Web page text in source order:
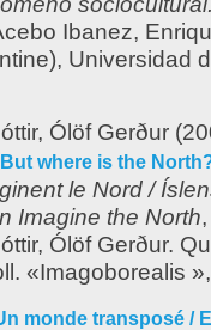
Ibanez,
Universidad
Ólöf Gerður
where is the
le Nord /
Imagine the North
Ólöf Gerður.
«Imagoborealis
monde transposé /